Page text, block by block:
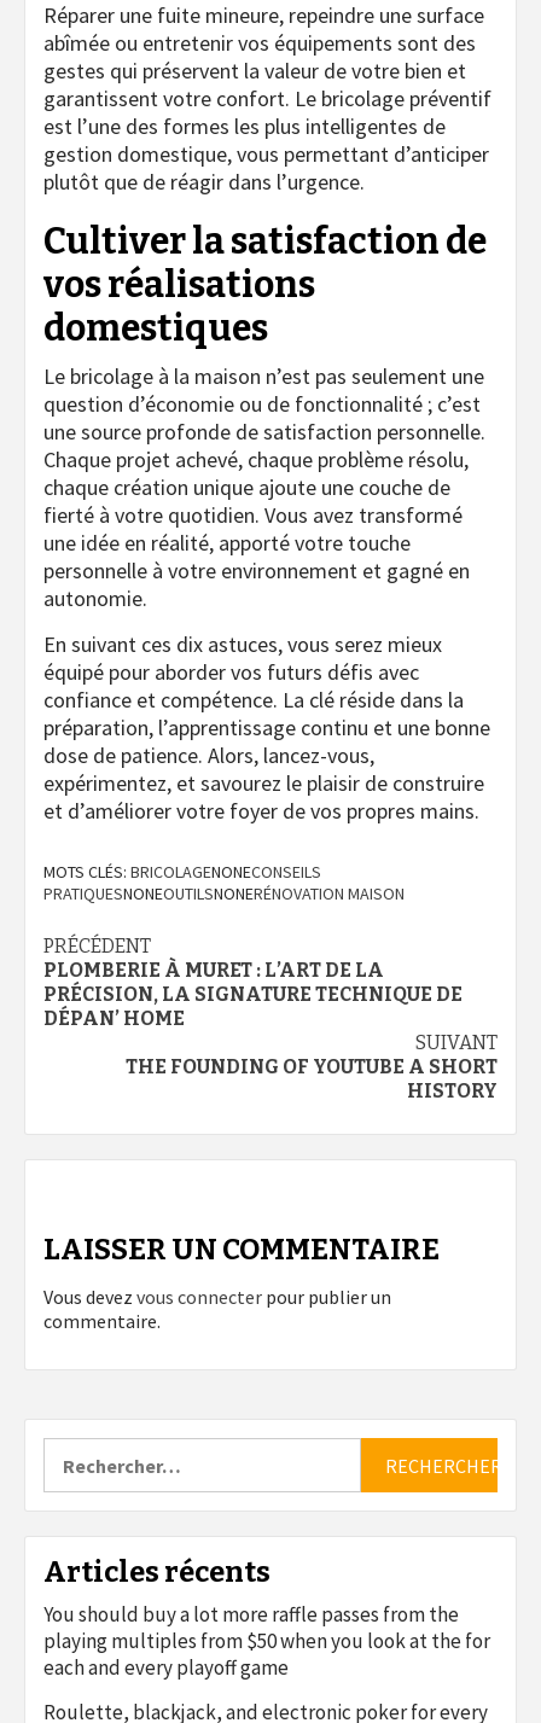
Réparer une fuite mineure, repeindre une surface
abîmée ou entretenir vos équipements sont des
gestes qui préservent la valeur de votre bien et
garantissent votre confort. Le bricolage préventif
est l’une des formes les plus intelligentes de
gestion domestique, vous permettant d’anticiper
plutôt que de réagir dans l’urgence.
Cultiver la satisfaction de
vos réalisations
domestiques
Le bricolage à la maison n’est pas seulement une
question d’économie ou de fonctionnalité ; c’est
une source profonde de satisfaction personnelle.
Chaque projet achevé, chaque problème résolu,
chaque création unique ajoute une couche de
fierté à votre quotidien. Vous avez transformé
une idée en réalité, apporté votre touche
personnelle à votre environnement et gagné en
autonomie.
En suivant ces dix astuces, vous serez mieux
équipé pour aborder vos futurs défis avec
confiance et compétence. La clé réside dans la
préparation, l’apprentissage continu et une bonne
dose de patience. Alors, lancez-vous,
expérimentez, et savourez le plaisir de construire
et d’améliorer votre foyer de vos propres mains.
MOTS CLÉS: BRICOLAGENONECONSEILS
PRATIQUESNONEOUTILSNONERÉNOVATION MAISON
Navigation
d’article
PRÉCÉDENT
PLOMBERIE À MURET : L’ART DE LA
PRÉCISION, LA SIGNATURE TECHNIQUE DE
DÉPAN’ HOME
SUIVANT
THE FOUNDING OF YOUTUBE A SHORT
HISTORY
LAISSER UN COMMENTAIRE
Vous devez vous connecter pour publier un
commentaire.
Articles récents
You should buy a lot more raffle passes from the
playing multiples from $50 when you look at the for
each and every playoff game
Roulette, blackjack, and electronic poker for every